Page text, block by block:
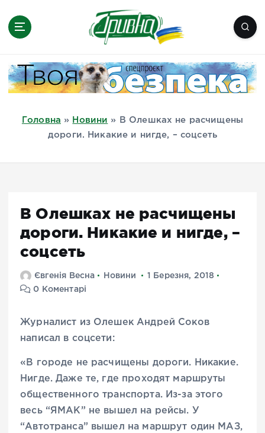
Миколаїв, Одеса, Мелітополь
Головна » Новини »
В Олешках не расчищены
дороги. Никакие и нигде, – соцсеть
В Олешках не расчищены
дороги. Никакие и нигде, –
соцсеть
Євгенія Весна Новини
1 Березня, 2018
0 Коментарі
Журналист из Олешек Андрей Соков
написал в соцсети:
«В городе не расчищены дороги. Никакие.
Нигде. Даже те, где проходят маршруты
общественного транспорта. Из-за этого
весь “ЯМАК” не вышел на рейсы. У
“Автотранса” вышел на маршрут один МАЗ,